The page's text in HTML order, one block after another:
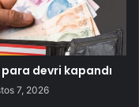
devri kapandı
7, 2026